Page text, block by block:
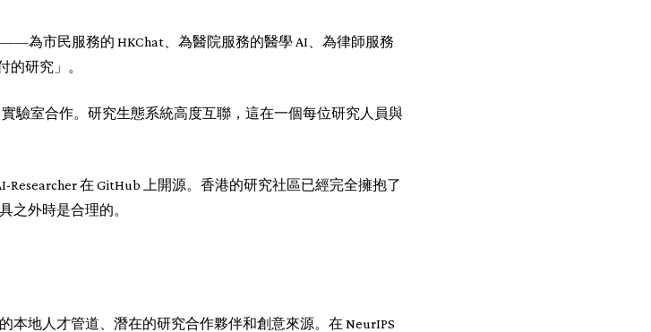
為市民服務的 HKChat、為醫院服務的醫學 AI、為律師服務
的研究」。
驗室合作。研究生態系統高度互聯，這在一個每位研究人員與
Researcher 在 GitHub 上開源。香港的研究社區已經完全擁抱了
之外時是合理的。
本地人才管道、潛在的研究合作夥伴和創意來源。在 NeurIPS